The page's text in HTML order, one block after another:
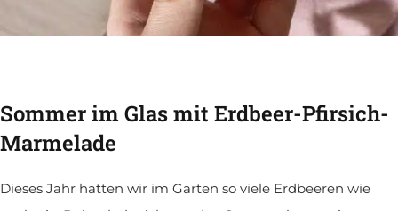
Sommer im Glas mit Erdbeer-Pfirsich-
Marmelade
Dieses Jahr hatten wir im Garten so viele Erdbeeren wie